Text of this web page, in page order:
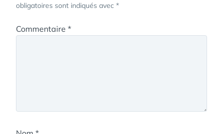
obligatoires sont indiqués avec *
Commentaire *